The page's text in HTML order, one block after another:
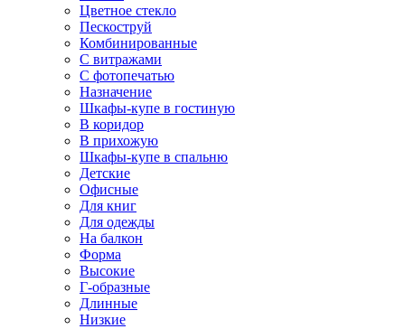
Цветное стекло
Пескоструй
Комбинированные
С витражами
С фотопечатью
Назначение
Шкафы-купе в гостиную
В коридор
В прихожую
Шкафы-купе в спальню
Детские
Офисные
Для книг
Для одежды
На балкон
Форма
Высокие
Г-образные
Длинные
Низкие